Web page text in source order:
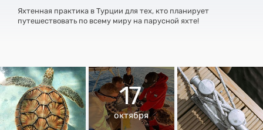
Яхтенная практика в Турции для тех, кто планирует
путешествовать по всему миру на парусной яхте!
17
октября